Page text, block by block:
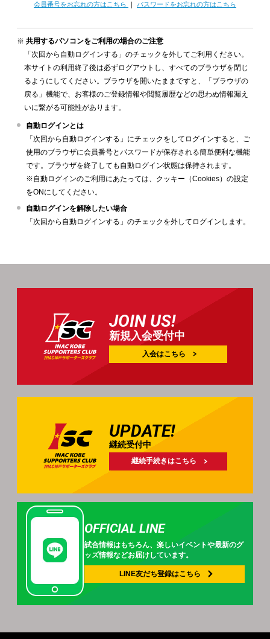
会員番号をお忘れの方はこちら パスワードをお忘れの方はこちら
共用するパソコンをご利用の場合のご注意
「次回から自動ログインする」のチェックを外してご利用ください。
本サイトの利用終了後は必ずログアウトし、すべてのブラウザを閉じ
るようにしてください。ブラウザを開いたままですと、「ブラウザの
戻る」機能で、お客様のご登録情報や閲覧履歴などの思わぬ情報漏え
いに繋がる可能性があります。
自動ログインとは
「次回から自動ログインする」にチェックをしてログインすると、ご
使用のブラウザに会員番号とパスワードが保存される簡単便利な機能
です。ブラウザを終了しても自動ログイン状態は保持されます。
※自動ログインのご利用にあたっては、クッキー（Cookies）の設定
をONにしてください。
自動ログインを解除したい場合
「次回から自動ログインする」のチェックを外してログインします。
JOIN US!
新規入会受付中
入会はこちら
UPDATE!
継続受付中
継続手続きはこちら
OFFICIAL LINE
試合情報はもちろん、楽しいイベントや最新のグ
ッズ情報などお届けしています。
LINE友だち登録はこちら